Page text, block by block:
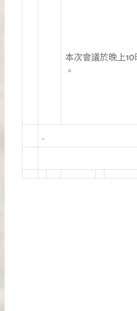
本次會議於晚上
。